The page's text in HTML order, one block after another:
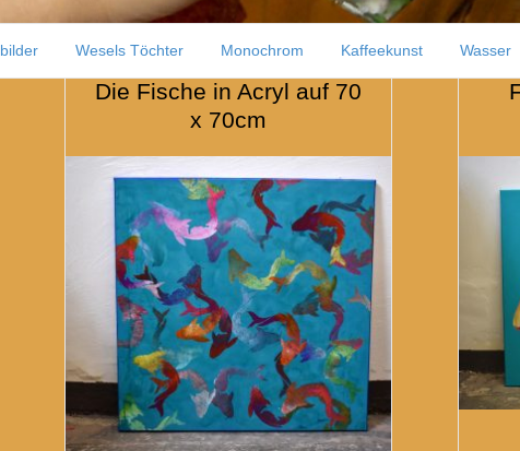
Wesels Töchter Monochrom Kaffeekunst Wasser
ich erkannt, dass es mich malerisch immer wieder
In die Freiheit schwimmen.
Die Fische in Acryl auf 70
x 70cm